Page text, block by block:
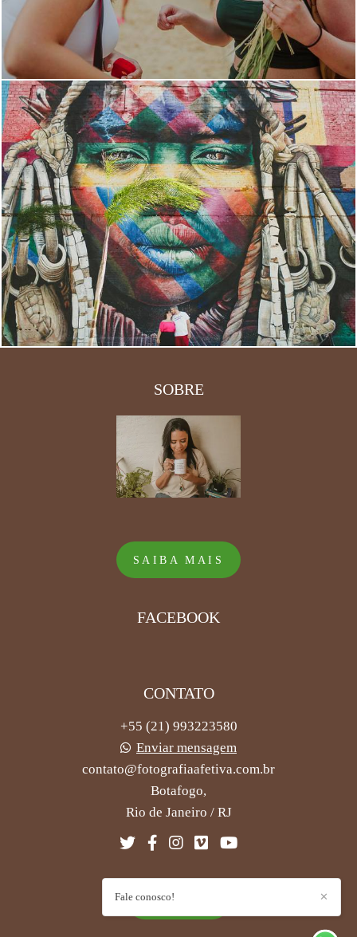
4021 5
SOBRE
SAIBA MAIS
FACEBOOK
CONTATO
+55 (21) 993223580
Enviar mensagem
contato@fotografiaafetiva.com.br
Botafogo,
Rio de Janeiro / RJ
CONTATO ✕
Fale conosco!